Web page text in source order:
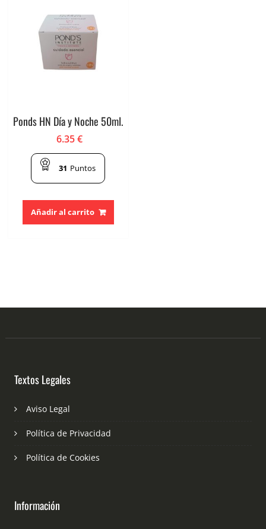
Ponds HN Día y Noche 50ml.
6.35€
31 Puntos
Añadir al carrito
Textos Legales
Aviso Legal
Política de Privacidad
Política de Cookies
Información